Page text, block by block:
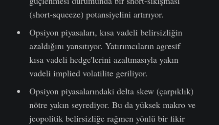
(short-squeeze) potansiyelini artırıyor.
Opsiyon piyasaları, kısa vadeli belirsizliğin
azaldığını yansıtıyor. Yatırımcıların agresif
kısa vadeli hedge'lerini azaltmasıyla yakın
vadeli implied volatilite geriliyor.
Opsiyon piyasalarındaki delta skew (çarpıklık)
nötre yakın seyrediyor. Bu da yüksek makro ve
jeopolitik belirsizliğe rağmen yönlü bir fikir